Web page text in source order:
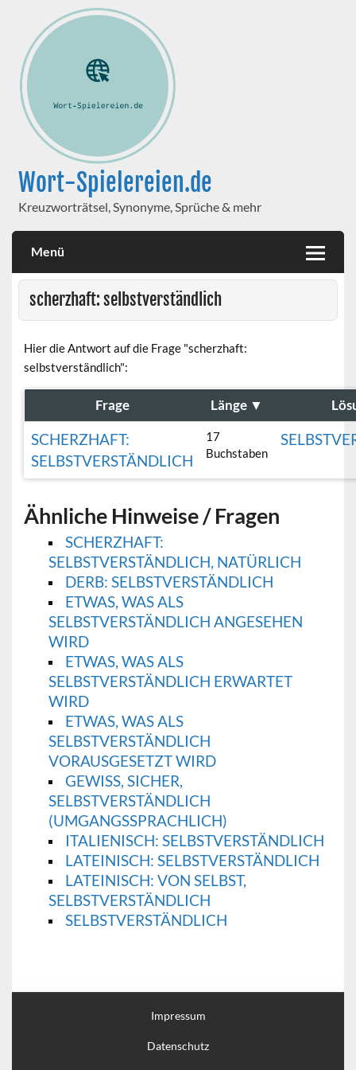
Wort-Spielereien.de
Kreuzworträtsel, Synonyme, Sprüche & mehr
Menü
scherzhaft: selbstverständlich
Hier die Antwort auf die Frage "scherzhaft:
selbstverständlich":
Frage Länge ▼
SCHERZHAFT:
SELBSTVERSTÄNDLICH
17
Buchstaben
Ähnliche Hinweise / Fragen
SCHERZHAFT:
SELBSTVERSTÄNDLICH, NATÜRLICH
DERB: SELBSTVERSTÄNDLICH
ETWAS, WAS ALS
SELBSTVERSTÄNDLICH ANGESEHEN
WIRD
ETWAS, WAS ALS
SELBSTVERSTÄNDLICH ERWARTET
WIRD
ETWAS, WAS ALS
SELBSTVERSTÄNDLICH
VORAUSGESETZT WIRD
GEWISS, SICHER,
SELBSTVERSTÄNDLICH
(UMGANGSSPRACHLICH)
ITALIENISCH: SELBSTVERSTÄNDLICH
LATEINISCH: SELBSTVERSTÄNDLICH
LATEINISCH: VON SELBST,
SELBSTVERSTÄNDLICH
SELBSTVERSTÄNDLICH
Impressum
Datenschutz